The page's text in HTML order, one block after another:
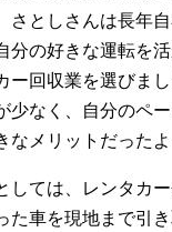
さとしさんは長年
分の好きな運転を
ー回収業を選びま
少なく、自分のペ
なメリットだったよ
しては、レンタカ
た車を現地まで引